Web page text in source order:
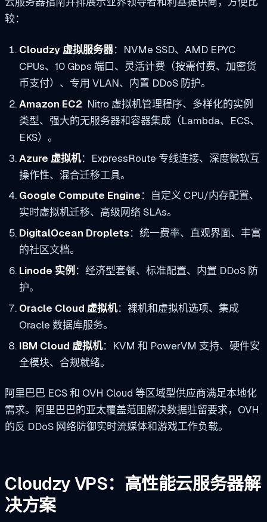
较：
Cloudzy 虚拟服务器：NVMe SSD、AMD EPYC
CPUs、10 Gbps 端口、灵活计费（按需付费、加密货
币支付）、专用 VLAN、内置 DDoS 防护。
Amazon EC2 Nitro 虚拟机管理程序、多样化的实例
类型、强大的无服务器和容器集成（Lambda、ECS、
EKS）。
Azure 虚拟机：ExpressRoute 专线连接、深度微软互
操作性、混合迁移工具。
Google Compute Engine：自定义 CPU/内存配置、
实时虚拟机迁移、高级网络 SLAs。
DigitalOcean Droplets：统一费率、直观界面、丰富
的社区文档。
Linode 实例 ：经济型套餐、标准配置、内置 DDoS 防
护。
Oracle Cloud 虚拟机：裸机和虚拟机选项、集成
Oracle 数据库服务。
IBM Cloud 虚拟机：KVM 和 PowerVM 支持、硬件安
全模块、合规就绪。
阿里巴巴 ECS 和 OVH Cloud 等区域型供应商满足本地化
需求。阿里巴巴的亚太覆盖范围解决数据驻留要求，OVH
的反 DDoS 网络防御实时流媒体和游戏工作负载。
Cloudzy VPS：高性能云服务器解
决方案